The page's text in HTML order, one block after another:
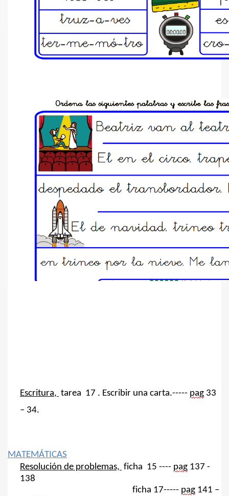
Escritura, tarea 17 . Escribir una carta.----- pag 33
– 34.
MATEMÁTICAS
Resolución de problemas, ficha 15 ---- pag 137 -
138
ficha 17----- pag 141 –
SÁNCHEZ